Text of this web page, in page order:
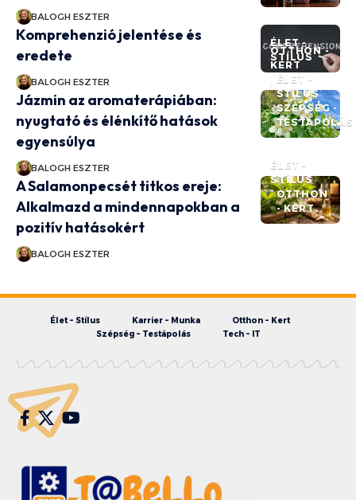
BALOGH ESZTER
ÉLET -
STÍLUS
Komprehenzió jelentése és
eredete
BALOGH ESZTER
OTTHON -
KERT
ÉLET -
STÍLUS
SZÉPSÉG -
TESTÁPOLÁS
Jázmin az aromaterápiában:
nyugtató és élénkítő hatások
egyensúlya
BALOGH ESZTER
ÉLET -
STÍLUS
OTTHON
- KERT
A Salamonpecsét titkos ereje:
Alkalmazd a mindennapokban a
pozitív hatásokért
BALOGH ESZTER
Élet – Stílus Karrier – Munka
Otthon – Kert
Szépség – Testápolás
Tech – IT